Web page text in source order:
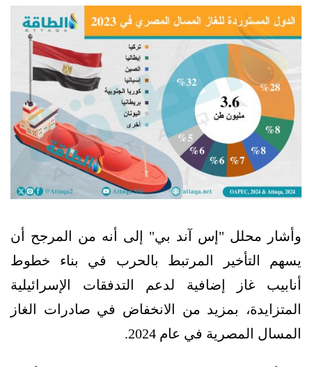
وأشار محلل "إس آند بي" إلى أنه من المرجح أن
يسهم التأخير المرتبط بالحرب في بناء خطوط
أنابيب غاز إضافية لدعم التدفقات الإسرائيلية
المتزايدة، بمزيد من الانخفاض في صادرات الغاز
المسال المصرية في عام 2024.